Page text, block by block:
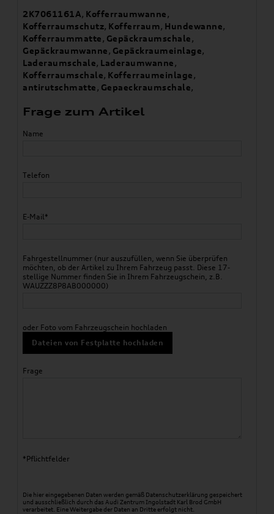
2K7061161A, Kofferraumwanne,
Kofferraumschutz, Kofferraum, Hundewanne,
Kofferraummatte, Gepäckraumschale,
Gepäckraumwanne, Gepäckraumeinlage,
Laderaumschale, Laderaumwanne,
Kofferraumschale, Kofferraumeinlage,
antirutschmatte, Gepaeckraumschale,
Frage zum Artikel
Name
Telefon
E-Mail*
Fahrgestellnummer (nur auszufüllen, wenn Sie überprüfen
möchten, ob der Artikel zu Ihrem Fahrzeug passt. Diese 17-
stellige Nummer finden Sie in Ihrem Fahrzeugschein, z.B.
WAUZZZ8P8AB000000)
oder Foto vom Fahrzeugschein hochladen
Dateien von Festplatte hochladen
Frage
*Pflichtfelder
Die hier eingegebenen Daten werden gemäß Datenschutzerklärung gespeichert
und ausschließlich durch das Audi Zentrum Ingolstadt Karl Brod GmbH
verarbeitet. Eine Weitergabe der Daten an Dritte erfolgt nicht.